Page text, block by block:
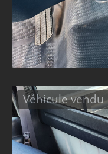
Véhicule vendu